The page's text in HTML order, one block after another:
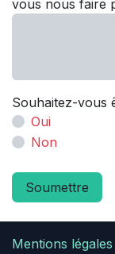
vous nous faire
Souhaitez-vous
Oui
Non
Soumettre
Mentions légales